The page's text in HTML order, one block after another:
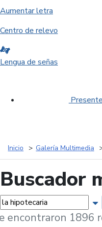
Aumentar letra
Centro de relevo
Lengua de señas
Inicio Galería Multimedia
Buscador
encontraron 1896